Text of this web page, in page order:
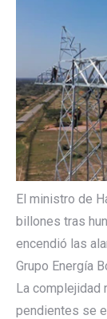
El ministro de
billones tras
encendió las
Grupo Energía
La complejidad
pendientes se